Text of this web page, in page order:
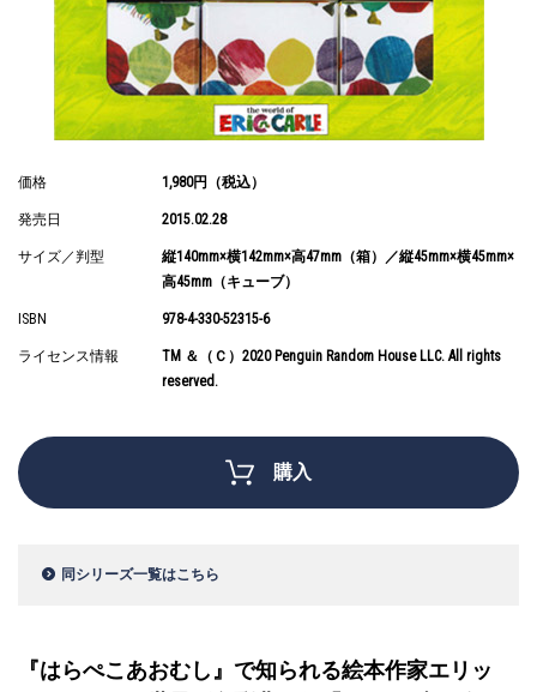
価格 1,980円（税込）
発売日 2015.02.28
サイズ／判型
縦140mm×横142mm×高47mm（箱）／縦45mm×横45mm×
高45mm（キューブ）
ISBN 978-4-330-52315-6
ライセンス情報
TM ＆（Ｃ）2020 Penguin Random House LLC. All rights
reserved.
購入
同シリーズ一覧はこちら
『はらぺこあおむし』で知られる絵本作家エリッ